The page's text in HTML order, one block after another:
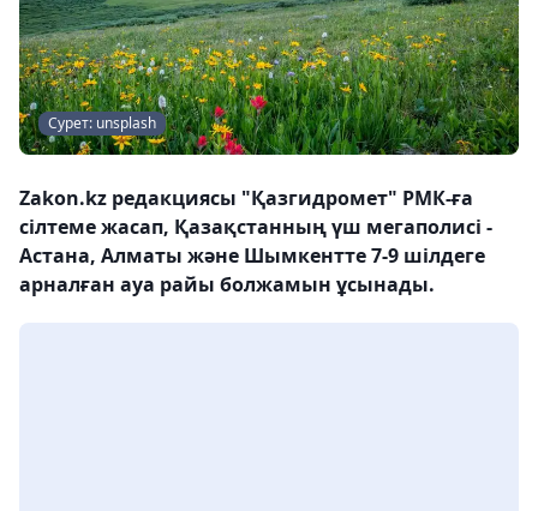
Сурет: unsplash
Zakon.kz редакциясы "Қазгидромет" РМК-ға
сілтеме жасап, Қазақстанның үш мегаполисі -
Астана, Алматы және Шымкентте 7-9 шілдеге
арналған ауа райы болжамын ұсынады.